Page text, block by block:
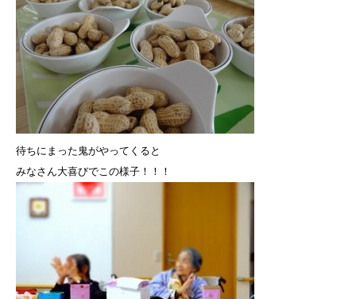
待ちにまった鬼がやってくると
みなさん大喜びでこの様子！！！